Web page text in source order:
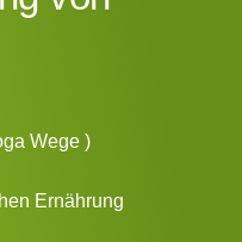
Wege )
Ernährung